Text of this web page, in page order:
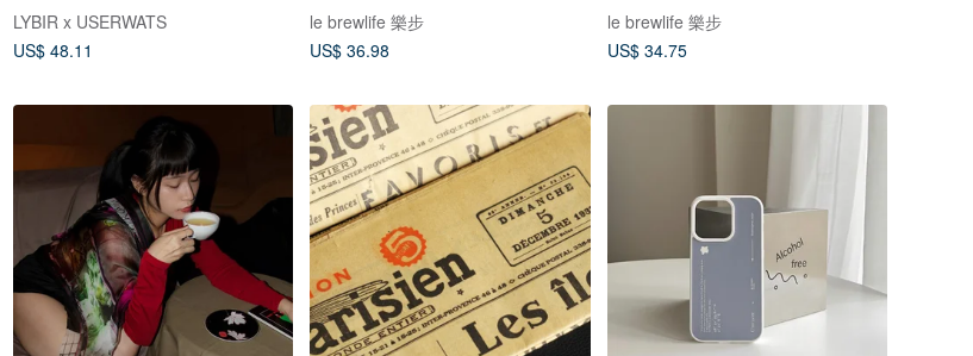
LYBIR x USERWATS
US$ 48.11
le brewlife 樂步
US$ 36.98
le brewlife 樂步
US$ 34.75